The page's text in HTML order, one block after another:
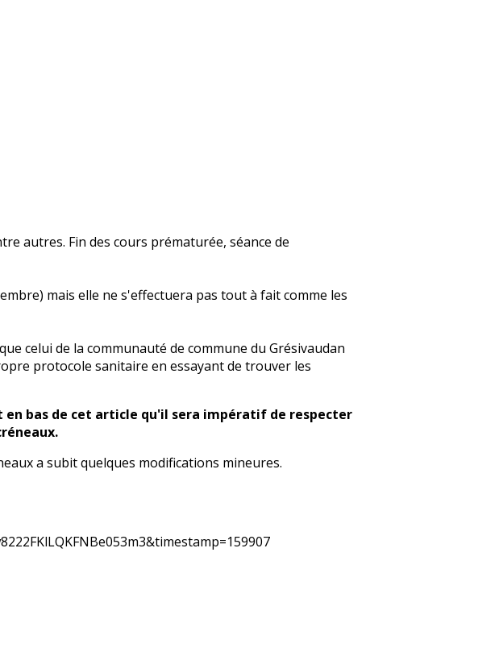
autres. Fin des cours prématurée, séance de
mais elle ne s'effectuera pas tout à fait comme les
celui de la communauté de commune du Grésivaudan
protocole sanitaire en essayant de trouver les
bas de cet article qu'il sera impératif de respecter
a subit quelques modifications mineures.